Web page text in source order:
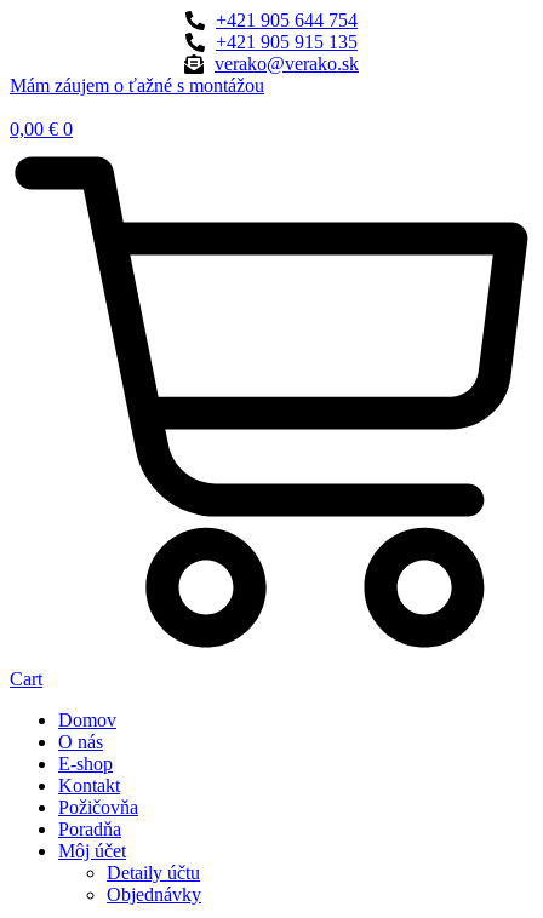
+421 905 644 754
+421 905 915 135
verako@verako.sk
Mám záujem o ťažné s montážou
0,00 € 0
Cart
Domov
O nás
E-shop
Kontakt
Požičovňa
Poradňa
Môj účet
Detaily účtu
Objednávky